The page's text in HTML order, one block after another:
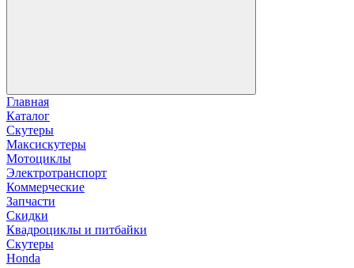
Главная
Каталог
Скутеры
Максискутеры
Мотоциклы
Электротранспорт
Коммерческие
Запчасти
Скидки
Квадроциклы и питбайки
Скутеры
Honda